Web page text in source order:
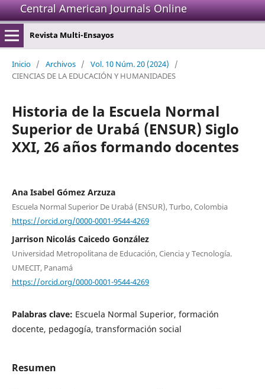
Central American Journals Online
Revista Multi-Ensayos
Inicio / Archivos / Vol. 10 Núm. 20 (2024)
/
CIENCIAS DE LA EDUCACIÓN Y HUMANIDADES
Historia de la Escuela Normal
Superior de Urabá (ENSUR) Siglo
XXI, 26 años formando docentes
Ana Isabel Gómez Arzuza
Escuela Normal Superior De Urabá (ENSUR), Turbo, Colombia
https://orcid.org/0000-0001-9544-4269
Jarrison Nicolás Caicedo González
Universidad Metropolitana de Educación, Ciencia y Tecnología.
UMECIT, Panamá
https://orcid.org/0000-0001-9544-4269
Palabras clave: Escuela Normal Superior, formación
docente, pedagogía, transformación social
Resumen